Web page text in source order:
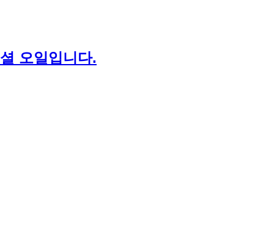
오일입니다.